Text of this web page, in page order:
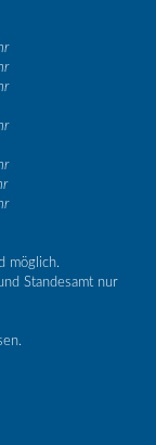
möglich.
Standesamt nur